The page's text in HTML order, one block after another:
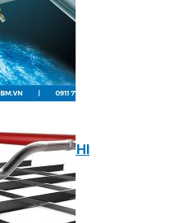
DECRA AHI